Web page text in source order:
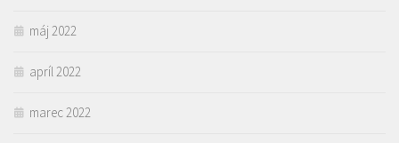
máj 2022
apríl 2022
marec 2022